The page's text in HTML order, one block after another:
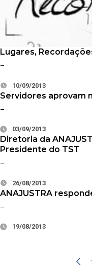
Lugares,
–
10/09/2013
Servidores aprovam
–
03/09/2013
Diretoria da
Presidente do TST
–
26/08/2013
ANAJUSTRA
–
19/08/2013
1